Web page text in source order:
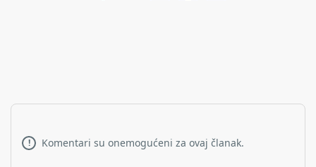
! Komentari su onemogućeni za ovaj članak.